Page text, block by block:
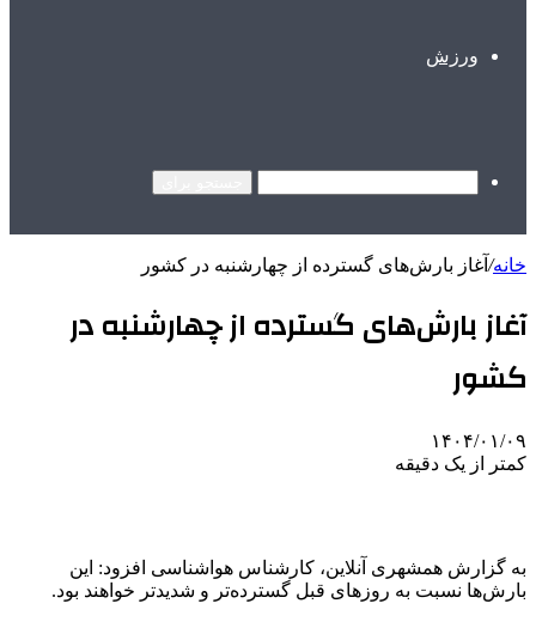
ورزش
خانه/ آغاز بارش‌های گسترده از چهارشنبه در کشور
آغاز بارش‌های گسترده از چهارشنبه در
کشور
۱۴۰۴/۰۱/۰۹
کمتر از یک دقیقه
به گزارش همشهری آنلاین، کارشناس هواشناسی افزود: این
بارش‌ها نسبت به روزهای قبل گسترده‌تر و شدیدتر خواهند بود.